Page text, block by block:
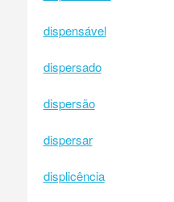
dispensável
dispersado
dispersão
dispersar
displicência